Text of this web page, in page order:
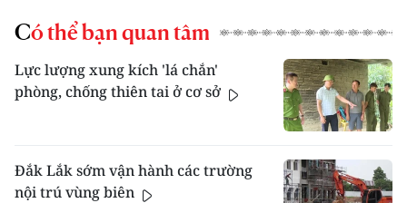
Có thể bạn quan tâm
Lực lượng xung kích 'lá chắn'
phòng, chống thiên tai ở cơ sở
Đắk Lắk sớm vận hành các trường
nội trú vùng biên